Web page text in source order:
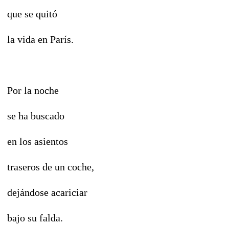
que se quitó
la vida en París.
Por la noche
se ha buscado
en los asientos
traseros de un coche,
dejándose acariciar
bajo su falda.